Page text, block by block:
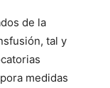
de la
tal y
medidas